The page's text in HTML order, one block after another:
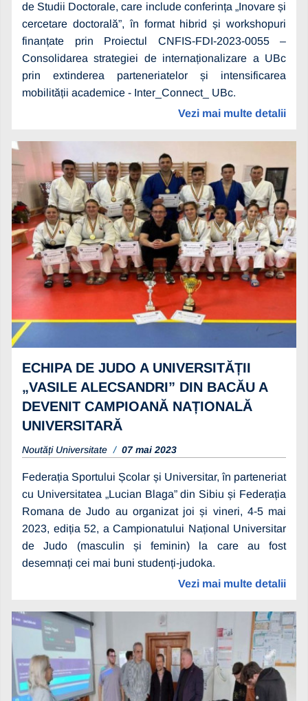
de Studii Doctorale, care include conferința „Inovare și
cercetare doctorală”, în format hibrid și workshopuri
finanțate prin Proiectul CNFIS-FDI-2023-0055 –
Consolidarea strategiei de internaționalizare a UBc
prin extinderea parteneriatelor și intensificarea
mobilității academice - Inter_Connect_ UBc.
Vezi mai multe detalii
ECHIPA DE JUDO A UNIVERSITĂȚII
„VASILE ALECSANDRI” DIN BACĂU A
DEVENIT CAMPIOANĂ NAȚIONALĂ
UNIVERSITARĂ
Noutăți Universitate 07 mai 2023
Federația Sportului Școlar și Universitar, în parteneriat
cu Universitatea „Lucian Blaga” din Sibiu și Federația
Romana de Judo au organizat joi și vineri, 4-5 mai
2023, ediția 52, a Campionatului Național Universitar
de Judo (masculin și feminin) la care au fost
desemnați cei mai buni studenți-judoka.
Vezi mai multe detalii